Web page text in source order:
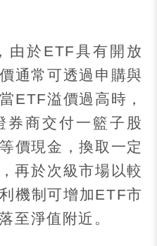
由於 ETF具有開放
通常可透過申購與
ETF溢價過高時，
券商交付一籃子股
價現金，換取一定
再於次級市場以較
機制可增加ETF市
至淨值附近。